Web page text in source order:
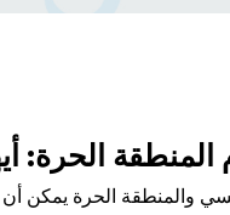
المنطقة الحرة:
والمنطقة الحرة يمكن